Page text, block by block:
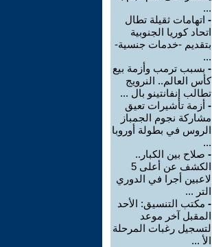
...
- اتهامات ثقيلة تطال
اتحاد كوريا الجنوبية
بتقديم -خدمات جنسية-
...
- بسبب ترمب وأزمة بيع
كأس العالم.. النرويج
تطالب إنفانتينو بال ...
- أزمة تأشيرات تعيق
مشاركة نجوم الجمباز
الروس في بطولة أوروبا
...
- صلاح بين الكبار..
الكشف عن أعلى 5
لاعبين أجرا في الدوري
التر ...
- مكتب التنسيق: الأحد
المقبل آخر موعد
لتسجيل رغبات المرحلة
الأ ...